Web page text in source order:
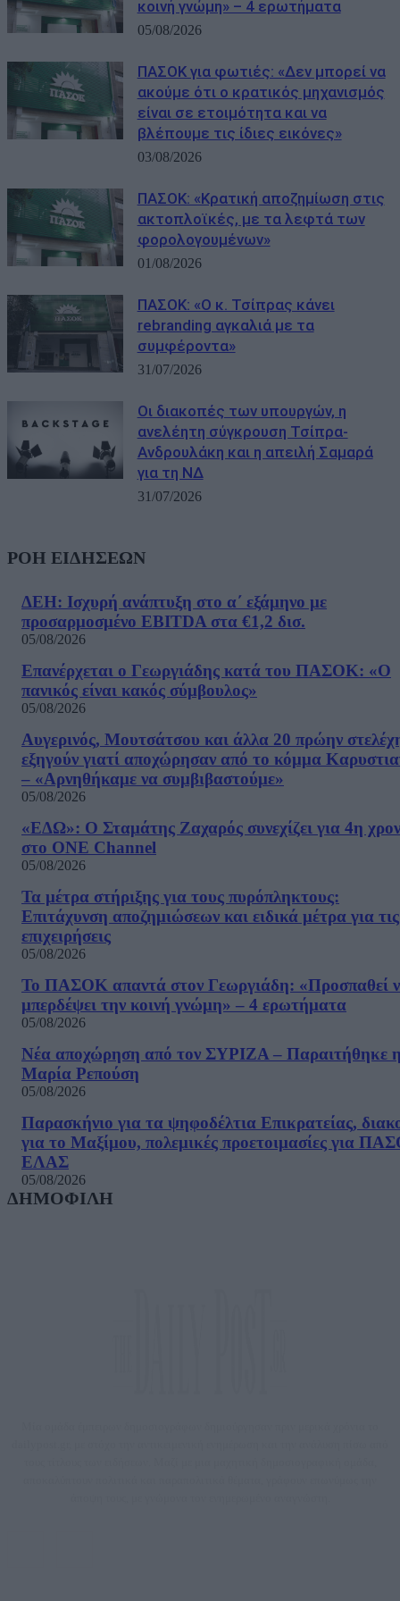
κοινή γνώμη» – 4 ερωτήματα
05/08/2026
ΠΑΣΟΚ για φωτιές: «Δεν μπορεί να
ακούμε ότι ο κρατικός μηχανισμός
είναι σε ετοιμότητα και να
βλέπουμε τις ίδιες εικόνες»
03/08/2026
ΠΑΣΟΚ: «Κρατική αποζημίωση στις
ακτοπλοϊκές, με τα λεφτά των
φορολογουμένων»
01/08/2026
ΠΑΣΟΚ: «Ο κ. Τσίπρας κάνει
rebranding αγκαλιά με τα
συμφέροντα»
31/07/2026
Οι διακοπές των υπουργών, η
ανελέητη σύγκρουση Τσίπρα-
Ανδρουλάκη και η απειλή Σαμαρά
για τη ΝΔ
31/07/2026
ΡΟΗ ΕΙΔΗΣΕΩΝ
ΔΕΗ: Ισχυρή ανάπτυξη στο α΄ εξάμηνο με
προσαρμοσμένο EBITDA στα €1,2 δισ.
05/08/2026
Επανέρχεται ο Γεωργιάδης κατά του ΠΑΣΟΚ: «Ο
πανικός είναι κακός σύμβουλος»
05/08/2026
Αυγερινός, Μουτσάτσου και άλλα 20 πρώην
εξηγούν γιατί αποχώρησαν από το κόμμα
– «Αρνηθήκαμε να συμβιβαστούμε»
05/08/2026
«ΕΔΩ»: Ο Σταμάτης Ζαχαρός συνεχίζει για 4η
στο ONE Channel
05/08/2026
Τα μέτρα στήριξης για τους πυρόπληκτους:
Επιτάχυνση αποζημιώσεων και ειδικά μέτρα για τις
επιχειρήσεις
05/08/2026
Το ΠΑΣΟΚ απαντά στον Γεωργιάδη: «Προσπαθεί
μπερδέψει την κοινή γνώμη» – 4 ερωτήματα
05/08/2026
Νέα αποχώρηση από τον ΣΥΡΙΖΑ – Παραιτήθηκε
Μαρία Ρεπούση
05/08/2026
Παρασκήνιο για τα ψηφοδέλτια Επικρατείας,
για το Μαξίμου, πολεμικές προετοιμασίες για
ΕΛΑΣ
05/08/2026
ΔΗΜΟΦΙΛΗ